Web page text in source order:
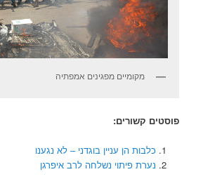
מקומיים מפגינים אמפתיה
פוסטים קשורים:
כלבות הן עניין בוגדני – לא נגענו
נערת פיתוי נשלחה לרב איפרגן